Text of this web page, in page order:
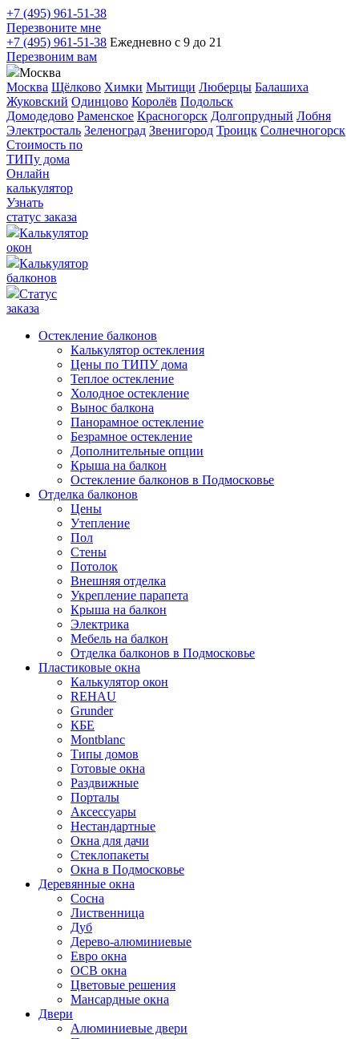
+7 (495) 961-51-38
Перезвоните мне
+7 (495) 961-51-38 Ежедневно с 9 до 21
Перезвоним вам
Москва
Москва Щёлково Химки Мытищи Люберцы Балашиха
Жуковский Одинцово Королёв Подольск
Домодедово Раменское Красногорск Долгопрудный Лобня
Электросталь Зеленоград Звенигород Троицк Солнечногорск
Стоимость по
ТИПу дома
Онлайн
калькулятор
Узнать
статус заказа
Калькулятор
окон
Калькулятор
балконов
Статус
заказа
Остекление балконов
Калькулятор остекления
Цены по ТИПУ дома
Теплое остекление
Холодное остекление
Вынос балкона
Панорамное остекление
Безрамное остекление
Дополнительные опции
Крыша на балкон
Остекление балконов в Подмосковье
Отделка балконов
Цены
Утепление
Пол
Стены
Потолок
Внешняя отделка
Укрепление парапета
Крыша на балкон
Электрика
Мебель на балкон
Отделка балконов в Подмосковье
Пластиковые окна
Калькулятор окон
REHAU
Grunder
КБЕ
Montblanc
Типы домов
Готовые окна
Раздвижные
Порталы
Аксессуары
Нестандартные
Окна для дачи
Стеклопакеты
Окна в Подмосковье
Деревянные окна
Сосна
Лиственница
Дуб
Дерево-алюминиевые
Евро окна
ОСВ окна
Цветовые решения
Мансардные окна
Двери
Алюминиевые двери